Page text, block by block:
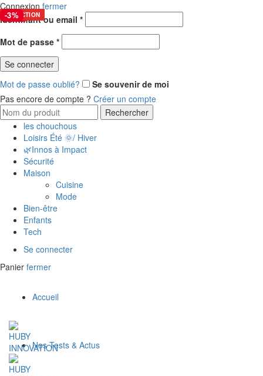
Connexion fermer
Identifiant ou email *
Mot de passe *
Se connecter
Mot de passe oublié?
Se souvenir de moi
Pas encore de compte ? Créer un compte
Rechercher
les chouchous
Loisirs Été 🌞/ Hiver
🌿Innos à Impact
Sécurité
Maison
Cuisine
Mode
Bien-être
Enfants
Tech
Se connecter
Panier fermer
Accueil
Nos Tests & Actus
-13%
SÉLECTION
-3%